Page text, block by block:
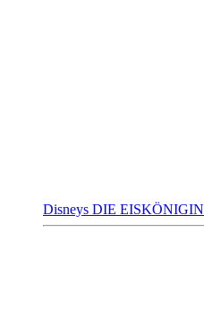
Disneys DIE EISKÖNIGIN